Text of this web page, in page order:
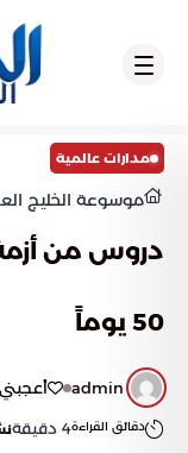
مدارات عالمية
موسوعة الخليج
دروس من
50 يوماً
admin أعجبني
دقائق القراءة4 دقيقة